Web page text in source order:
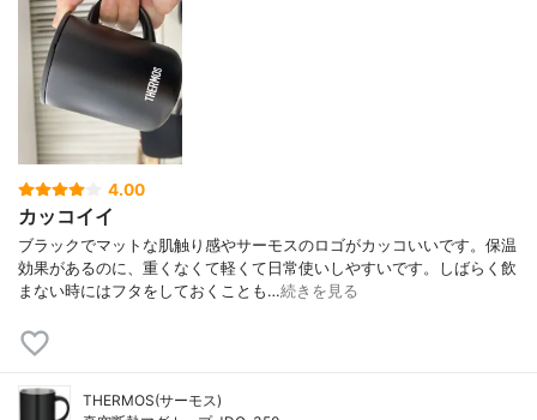
4.00
カッコイイ
ブラックでマットな肌触り感やサーモスのロゴがカッコいいです。保温
効果があるのに、重くなくて軽くて日常使いしやすいです。しばらく飲
まない時にはフタをしておくことも…続きを見る
THERMOS(サーモス)